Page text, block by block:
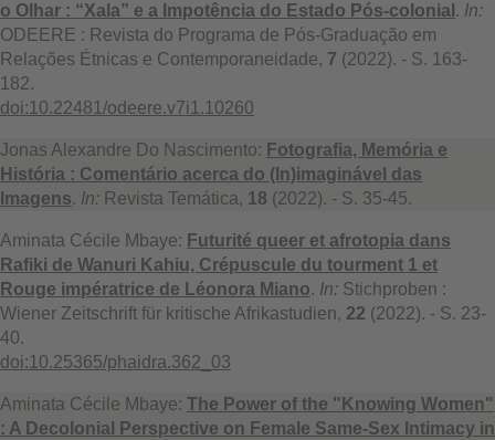
o Olhar : “Xala” e a Impotência do Estado Pós-colonial . In:
ODEERE : Revista do Programa de Pós-Graduação em
Relações Étnicas e Contemporaneidade, 7 (2022). - S. 163-
182.
doi:10.22481/odeere.v7i1.10260
Jonas Alexandre Do Nascimento: Fotografia, Memória e
História : Comentário acerca do (In)imaginável das
Imagens. In: Revista Temática, 18 (2022). - S. 35-45.
Aminata Cécile Mbaye: Futurité queer et afrotopia dans
Rafiki de Wanuri Kahiu, Crépuscule du tourment 1 et
Rouge impératrice de Léonora Miano. In: Stichproben :
Wiener Zeitschrift für kritische Afrikastudien, 22 (2022). - S. 23-
40.
doi:10.25365/phaidra.362_03
Aminata Cécile Mbaye: The Power of the "Knowing Women"
: A Decolonial Perspective on Female Same-Sex Intimacy in